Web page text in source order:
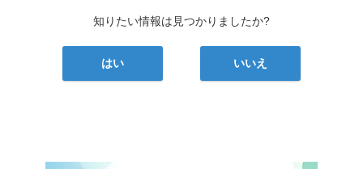
知りたい情報は見つかりましたか?
はい いいえ